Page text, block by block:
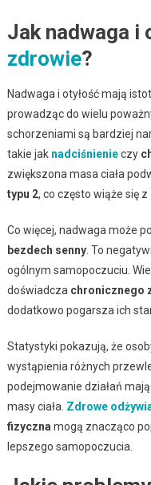
Jak nadwaga i
zdrowie?
Nadwaga i otyłość mają
prowadząc do wielu
schorzeniami są bardziej
takie jak nadciśnienieczy
zwiększona masa ciała
typu 2, co często wiąże się z
Co więcej, nadwaga może
bezdech senny. To
ogólnym samopoczuciu.
doświadcza chronicznego
dodatkowo pogarsza ich
Statystyki pokazują, że
wystąpienia różnych
podejmowanie działań
masy ciała. Zdrowe
fizyczna mogą znacząco
lepszego samopoczucia.